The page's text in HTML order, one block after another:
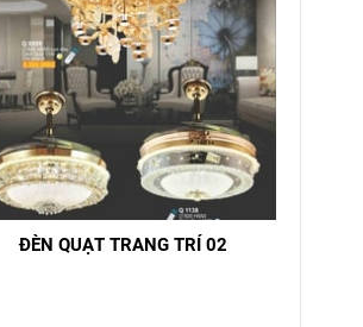
ĐÈN QUẠT TRANG TRÍ 02